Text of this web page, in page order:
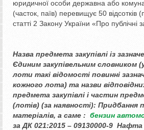
юридичної особи державна або
(часток, паїв) перевищує 50 відсотків
статті 2 Закону України «Про публічні
Назва предмета закупівлі із
Єдиним закупівельним словником
лоти такі відомості повинні
кожного лота) та назви
предмета закупівлі і частин
(лотів) (за наявності): Придбання
матеріалів, а саме : бензин
за ДК 021:2015 – 09130000-9